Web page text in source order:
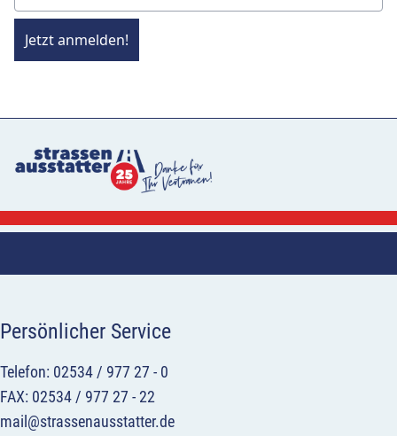
Jetzt anmelden!
Persönlicher Service
Telefon: 02534 / 977 27 - 0
FAX: 02534 / 977 27 - 22
mail@strassenausstatter.de